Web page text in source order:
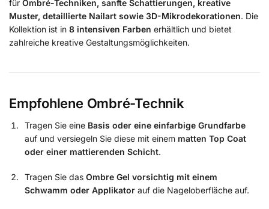
für Ombré-Techniken, sanfte Schattierungen, kreative
Muster, detaillierte Nailart sowie 3D-Mikrodekorationen. Die
Kollektion ist in 8 intensiven Farben erhältlich und bietet
zahlreiche kreative Gestaltungsmöglichkeiten.
Empfohlene Ombré-Technik
Tragen Sie eine Basis oder eine einfarbige Grundfarbe
auf und versiegeln Sie diese mit einem matten Top Coat
oder einer mattierenden Schicht.
Tragen Sie das Ombre Gel vorsichtig mit einem
Schwamm oder Applikator auf die Nageloberfläche auf.